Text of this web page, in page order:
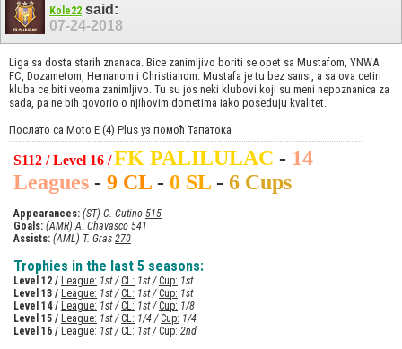
Kole22 said:
07-24-2018
Liga sa dosta starih znanaca. Bice zanimljivo boriti se opet sa Mustafom, YNWA
FC, Dozametom, Hernanom i Christianom. Mustafa je tu bez sansi, a sa ova cetiri
kluba ce biti veoma zanimljivo. Tu su jos neki klubovi koji su meni nepoznanica za
sada, pa ne bih govorio o njihovim dometima iako poseduju kvalitet.
Послато са Moto E (4) Plus уз помоћ Тапатока
S112 / Level 16 /FK PALILULAC - 14
Leagues - 9 CL - 0 SL - 6 Cups
Appearances: (ST) C. Cutino 515
Goals: (AMR) A. Chavasco 541
Assists: (AML) T. Gras 270
Trophies in the last 5 seasons:
Level 12 / League: 1st / CL: 1st / Cup: 1st
Level 13 / League: 1st / CL: 1st / Cup: 1st
Level 14 / League: 1st / CL: 1st / Cup: 1/8
Level 15 / League: 1st / CL: 1/4 / Cup: 1/4
Level 16 / League: 1st / CL: 1st / Cup: 2nd